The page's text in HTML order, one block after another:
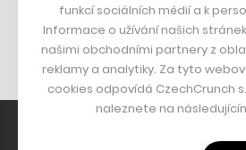
Originální hodinky
Nábytek z betonu
funkcí sociálních médií a k
Informace o užívání našich
našimi obchodními partnery z
reklamy a analytiky. Za tyto
cookies odpovídá CzechCrunch
naleznete na